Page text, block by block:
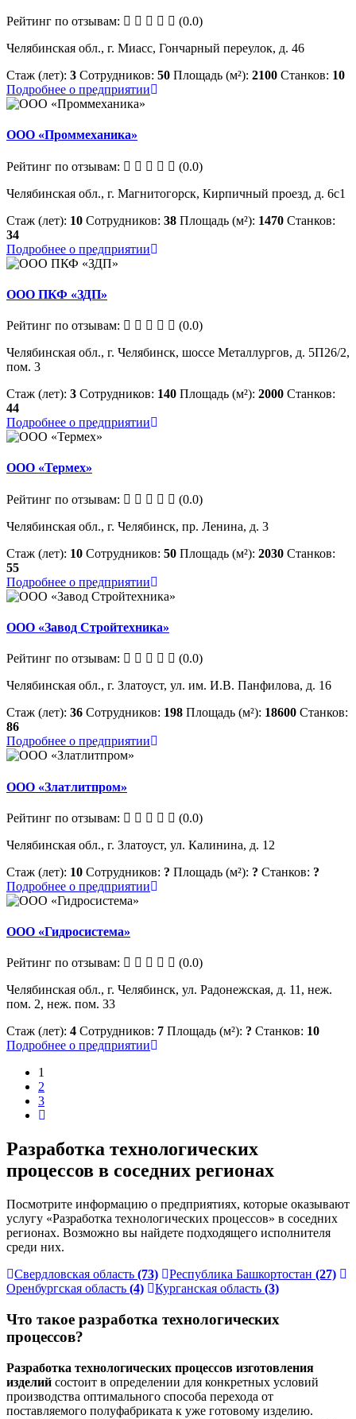
Рейтинг по отзывам:
(0.0)
Челябинская обл., г. Миасс, Гончарный переулок, д. 46
Стаж (лет): 3 Сотрудников: 50 Площадь (м²): 2100 Станков: 10
Подробнее о предприятии
ООО «Проммеханика»
Рейтинг по отзывам:
(0.0)
Челябинская обл., г. Магнитогорск, Кирпичный проезд, д. 6с1
Стаж (лет): 10 Сотрудников: 38 Площадь (м²): 1470 Станков:
34
Подробнее о предприятии
ООО ПКФ «ЗДП»
Рейтинг по отзывам:
(0.0)
Челябинская обл., г. Челябинск, шоссе Металлургов, д. 5П26/2,
пом. 3
Стаж (лет): 3 Сотрудников: 140 Площадь (м²): 2000 Станков:
44
Подробнее о предприятии
ООО «Термех»
Рейтинг по отзывам:
(0.0)
Челябинская обл., г. Челябинск, пр. Ленина, д. 3
Стаж (лет): 10 Сотрудников: 50 Площадь (м²): 2030 Станков:
55
Подробнее о предприятии
ООО «Завод Стройтехника»
Рейтинг по отзывам:
(0.0)
Челябинская обл., г. Златоуст, ул. им. И.В. Панфилова, д. 16
Стаж (лет): 36 Сотрудников: 198 Площадь (м²): 18600 Станков:
86
Подробнее о предприятии
ООО «Златлитпром»
Рейтинг по отзывам:
(0.0)
Челябинская обл., г. Златоуст, ул. Калинина, д. 12
Стаж (лет): 10 Сотрудников: ? Площадь (м²): ? Станков: ?
Подробнее о предприятии
ООО «Гидросистема»
Рейтинг по отзывам:
(0.0)
Челябинская обл., г. Челябинск, ул. Радонежская, д. 11, неж.
пом. 2, неж. пом. 33
Стаж (лет): 4 Сотрудников: 7 Площадь (м²): ? Станков: 10
Подробнее о предприятии
1
2
3
Разработка технологических
процессов в соседних регионах
Посмотрите информацию о предприятиях, которые оказывают
услугу «Разработка технологических процессов» в соседних
регионах. Возможно вы найдете подходящего исполнителя
среди них.
Свердловская область (73) Республика Башкортостан (27)
Оренбургская область (4) Курганская область (3)
Что такое разработка технологических
процессов?
Разработка технологических процессов изготовления
изделий состоит в определении для конкретных условий
производства оптимального способа перехода от
поставляемого полуфабриката к уже готовому изделию.